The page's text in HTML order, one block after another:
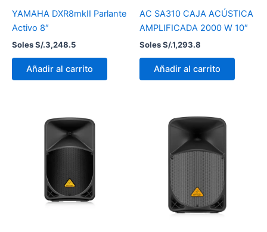
YAMAHA DXR8mkII Parlante
Activo 8″
Soles S/.3,248.5
Añadir al carrito
AC SA310 CAJA ACÚSTICA
AMPLIFICADA 2000 W 10″
Soles S/.1,293.8
Añadir al carrito